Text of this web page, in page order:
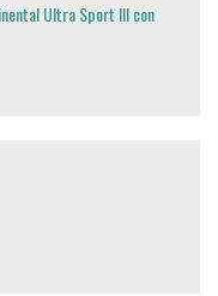
Ultra Sport III con